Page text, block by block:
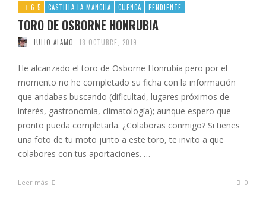
6.5 CASTILLA LA MANCHA CUENCA PENDIENTE
TORO DE OSBORNE HONRUBIA
JULIO ALAMO 18 OCTUBRE, 2019
He alcanzado el toro de Osborne Honrubia pero por el
momento no he completado su ficha con la información
que andabas buscando (dificultad, lugares próximos de
interés, gastronomía, climatología); aunque espero que
pronto pueda completarla. ¿Colaboras conmigo? Si tienes
una foto de tu moto junto a este toro, te invito a que
colabores con tus aportaciones. …
Leer más 0